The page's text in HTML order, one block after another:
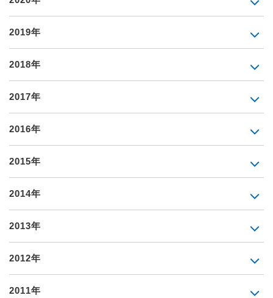
2019年
2018年
2017年
2016年
2015年
2014年
2013年
2012年
2011年